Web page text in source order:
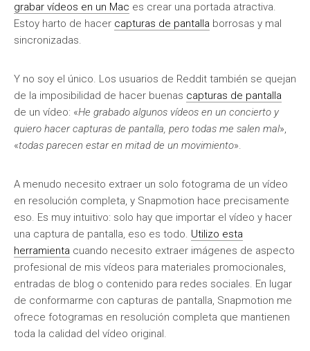
grabar vídeos en un Mac es crear una portada atractiva.
Estoy harto de hacer capturas de pantalla borrosas y mal
sincronizadas.
Y no soy el único. Los usuarios de Reddit también se quejan
de la imposibilidad de hacer buenas capturas de pantalla
de un vídeo: «He grabado algunos vídeos en un concierto y
quiero hacer capturas de pantalla, pero todas me salen mal»,
«todas parecen estar en mitad de un movimiento».
A menudo necesito extraer un solo fotograma de un vídeo
en resolución completa, y Snapmotion hace precisamente
eso. Es muy intuitivo: solo hay que importar el vídeo y hacer
una captura de pantalla, eso es todo. Utilizo esta
herramienta cuando necesito extraer imágenes de aspecto
profesional de mis vídeos para materiales promocionales,
entradas de blog o contenido para redes sociales. En lugar
de conformarme con capturas de pantalla, Snapmotion me
ofrece fotogramas en resolución completa que mantienen
toda la calidad del vídeo original.